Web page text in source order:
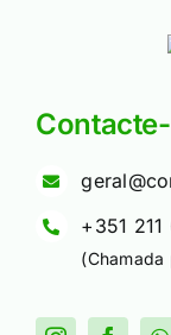
+351
(Chamada